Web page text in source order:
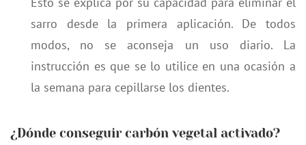
sarro desde la primera aplicación. De todos
modos, no se aconseja un uso diario. La
instrucción es que se lo utilice en una ocasión a
la semana para cepillarse los dientes.
¿Dónde conseguir carbón vegetal activado?